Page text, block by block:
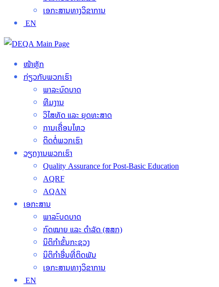
ເອກະສານທາງວິຊາການ
EN
ໜ້າຫຼັກ
ກ່ຽວກັບພວກເຮົາ
ພາລະບົດບາດ
ທີມງານ
ວິໄສທັດ ແລະ ຍຸດທະສາດ
ການເຄື່ອນໄຫວ
ຕິດຕໍ່ພວກເຮົາ
ວຽກງານພວກເຮົາ
Quality Assurance for Post-Basic Education
AQRF
AQAN
ເອກະສານ
ພາລະົບດບາດ
ກົດໝາຍ ແລະ ດຳລັດ (ສສກ)
ນິຕິກຳຂັ້ນກະຊວງ
ນິຕິກໍາອື່ນທີ່ຕິດພັນ
ເອກະສານທາງວິຊາການ
EN